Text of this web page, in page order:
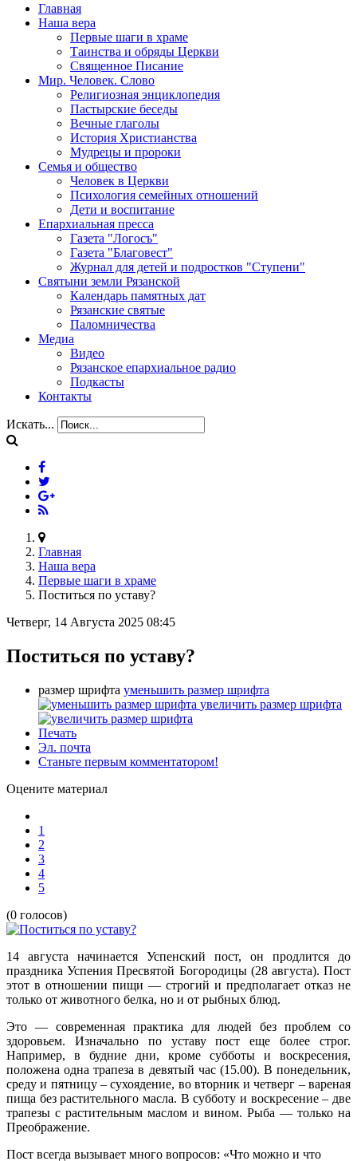
Главная
Наша вера
Первые шаги в храме
Таинства и обряды Церкви
Священное Писание
Мир. Человек. Слово
Религиозная энциклопедия
Пастырские беседы
Вечные глаголы
История Христианства
Мудрецы и пророки
Семья и общество
Человек в Церкви
Психология семейных отношений
Дети и воспитание
Епархиальная пресса
Газета "Логосъ"
Газета "Благовест"
Журнал для детей и подростков "Ступени"
Святыни земли Рязанской
Календарь памятных дат
Рязанские святые
Паломничества
Медиа
Видео
Рязанское епархиальное радио
Подкасты
Контакты
Искать...
Главная
Наша вера
Первые шаги в храме
Поститься по уставу?
Четверг, 14 Августа 2025 08:45
Поститься по уставу?
размер шрифта уменьшить размер шрифта
увеличить размер шрифта
Печать
Эл. почта
Станьте первым комментатором!
Оцените материал
1
2
3
4
5
(0 голосов)
14 августа начинается Успенский пост, он продлится до
праздника Успения Пресвятой Богородицы (28 августа). Пост
этот в отношении пищи — строгий и предполагает отказ не
только от животного белка, но и от рыбных блюд.
Это — современная практика для людей без проблем со
здоровьем. Изначально по уставу пост еще более строг.
Например, в будние дни, кроме субботы и воскресения,
положена одна трапеза в девятый час (15.00). В понедельник,
среду и пятницу – сухоядение, во вторник и четверг – вареная
пища без растительного масла. В субботу и воскресение – две
трапезы с растительным маслом и вином. Рыба — только на
Преображение.
Пост всегда вызывает много вопросов: «Что можно и что